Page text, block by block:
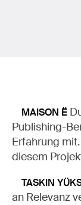
MAISON Ë
Publishing-
Erfahrung
diesem
TASKIN
an Relevanz